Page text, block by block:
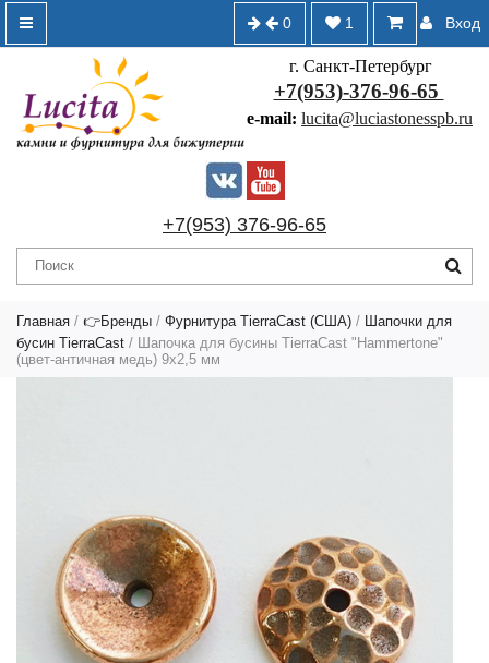
Вход
1
0
г. Санкт-Петербург
+7(953)-376-96-65
e-mail: lucita@luciastonesspb.ru
+7(953) 376-96-65
Главная / 👉Бренды / Фурнитура TierraCast (США) /
Шапочки для
бусин TierraCast / Шапочка для бусины TierraCast "Hammertone"
(цвет-античная медь) 9х2,5 мм